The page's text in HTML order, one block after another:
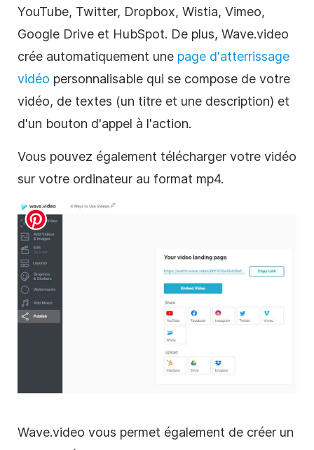
YouTube, Twitter, Dropbox, Wistia, Vimeo,
Google Drive et HubSpot. De plus, Wave.video
crée automatiquement une page d'atterrissage
vidéo personnalisable qui se compose de votre
vidéo, de textes (un titre et une description) et
d'un bouton d'appel à l'action.
Vous pouvez également télécharger votre vidéo
sur votre ordinateur au format mp4.
Wave.video vous permet également de créer un